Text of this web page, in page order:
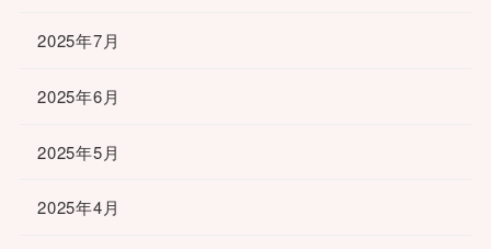
2025年7月
2025年6月
2025年5月
2025年4月